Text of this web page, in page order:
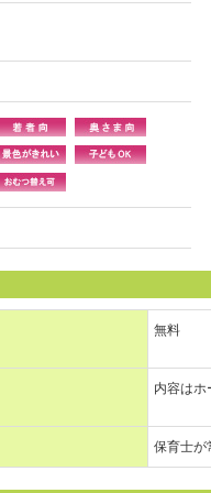
無料
内容はホ
保育士が